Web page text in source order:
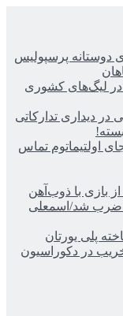
دوستانه پرسپولیس
در لیگ‌های کشوری
در دیداری تدارکاتی
اولتیماتوم تماس
بازی با ذوب‌آهن
ضرب شد/اسمعلی
پلی یورتان
در دکوراسیون